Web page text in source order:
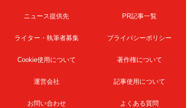
ニュース提供先 PR記事一覧
ライター・執筆者募集 プライバシーポリシー
Cookie使用について 著作権について
運営会社 記事使用について
お問い合わせ よくある質問